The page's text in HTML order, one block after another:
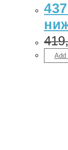
Add